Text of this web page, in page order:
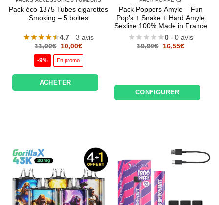
Pack éco 1375 Tubes cigarettes
Smoking – 5 boites
4.7 - 3 avis
11,00€
Le
initial
était :
10,00€Le
est :
-9% En promo
ACHETER
Pack Poppers Amyle – Fun
Pop’s + Snake + Hard Amyle
Sexline 100% Made in France
0 - 0 avis
19,90€
Le
16,55€Le
CONFIGURER